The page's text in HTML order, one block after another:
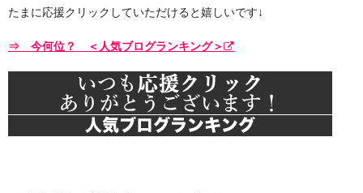
たまに応援クリックしていただけると嬉しいです↓
⇒ 今何位？ ＜人気ブログランキング＞